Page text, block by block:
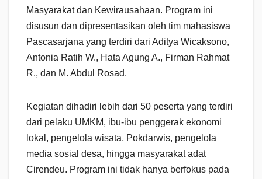
Masyarakat dan Kewirausahaan. Program ini
disusun dan dipresentasikan oleh tim mahasiswa
Pascasarjana yang terdiri dari Aditya Wicaksono,
Antonia Ratih W., Hata Agung A., Firman Rahmat
R., dan M. Abdul Rosad.
Kegiatan dihadiri lebih dari 50 peserta yang terdiri
dari pelaku UMKM, ibu-ibu penggerak ekonomi
lokal, pengelola wisata, Pokdarwis, pengelola
media sosial desa, hingga masyarakat adat
Cirendeu. Program ini tidak hanya berfokus pada